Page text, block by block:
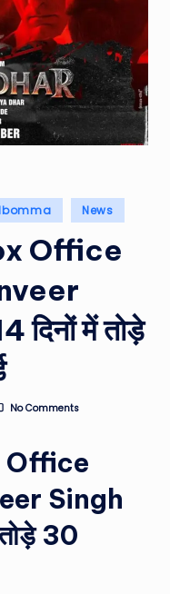
News
Office
दिनों में तोड़े
No Comments
Office
Singh
30